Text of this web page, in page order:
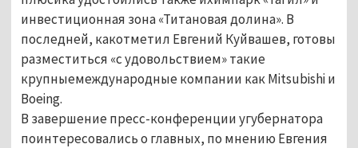
инвестиционная зона «Титановая долина». В
последней, какотметил Евгений Куйвашев, готовы
разместиться «с удовольствием» такие
крупныемеждународные компании как Mitsubishi и
Boeing.
В завершение пресс-конференции угубернатора
поинтересовались о главных, по мнению Евгения